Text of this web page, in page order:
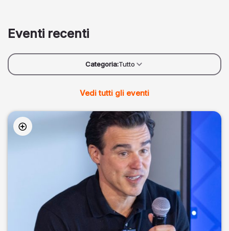
Eventi recenti
Categoria:Tutto
Vedi tutti gli eventi